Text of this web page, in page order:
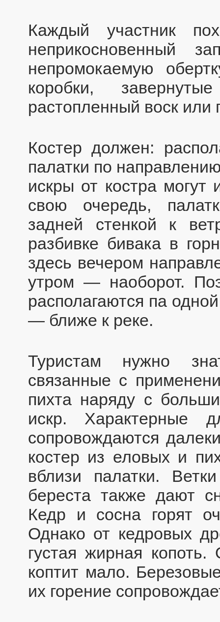
Каждый участник
неприкосновенный
непромокаемую
коробки,
растопленный воск или
Костер должен:
палатки по
искры от костра могут
свою очередь,
задней стенкой к
разбивке бивака в
здесь вечером
утром — наоборот.
располагаются па
— ближе к реке.
Туристам нужно
связанные с
пихта наряду с
искр. Характерные
сопровождаются
костер из еловых и
вблизи палатки.
береста также дают
Кедр и сосна горят
Однако от кедровых
густая жирная
коптит мало.
их горение